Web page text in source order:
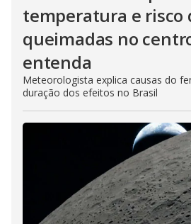
temperatura e risco
queimadas no
entenda
Meteorologista explica causas do
duração dos efeitos no Brasil